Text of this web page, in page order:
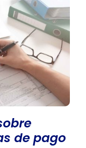
de pago